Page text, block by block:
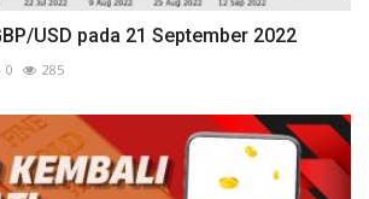
USD pada 21 September 2022
0 285